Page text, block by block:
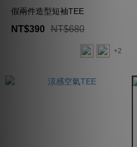
假兩件造型短袖TEE
NT$390 NT$680
+2